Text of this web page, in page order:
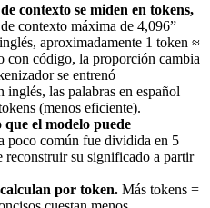
contexto se miden en tokens,
contexto máxima de 4,096”
aproximadamente 1 token ≈
con código, la proporción cambia
se entrenó
las palabras en español
(menos eficiente).
el modelo puede
poco común fue dividida en 5
reconstruir su significado a partir
por token. Más tokens =